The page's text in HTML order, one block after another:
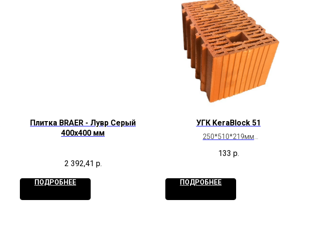
Плитка BRAER - Лувр Серый
400х400 мм
2 392,41 р.
ПОДРОБНЕЕ
УГК KeraBlock 51
250*510*219мм
133 р.
ПОДРОБНЕЕ